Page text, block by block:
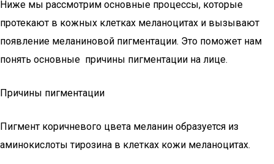
Ниже мы рассмотрим основные процессы, которые
протекают в кожных клетках меланоцитах и вызывают
появление меланиновой пигментации. Это поможет нам
понять основные причины пигментации на лице.
Причины пигментации
Пигмент коричневого цвета меланин образуется из
аминокислоты тирозина в клетках кожи меланоцитах.